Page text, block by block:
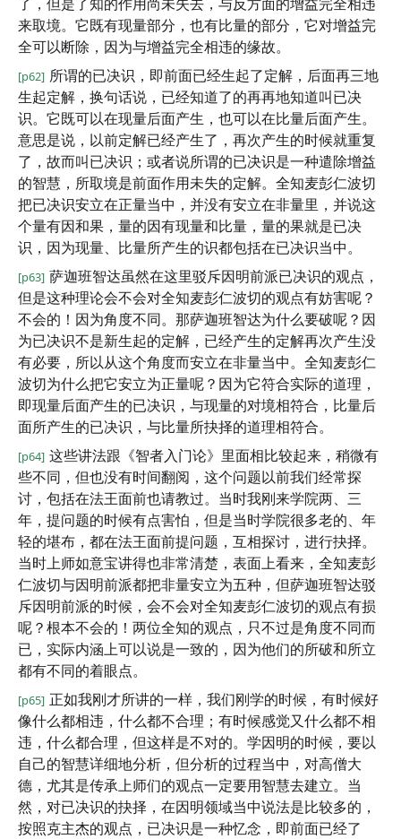
来取境。它既有现量部分，也有比量的部分，它对增益完
全可以断除，因为与增益完全相违的缘故。
[p62] 所谓的已决识，即前面已经生起了定解，后面再三地
生起定解，换句话说，已经知道了的再再地知道叫已决
识。它既可以在现量后面产生，也可以在比量后面产生。
意思是说，以前定解已经产生了，再次产生的时候就重复
了，故而叫已决识；或者说所谓的已决识是一种遣除增益
的智慧，所取境是前面作用未失的定解。全知麦彭仁波切
把已决识安立在正量当中，并没有安立在非量里，并说这
个量有因和果，量的因有现量和比量，量的果就是已决
识，因为现量、比量所产生的识都包括在已决识当中。
[p63] 萨迦班智达虽然在这里驳斥因明前派已决识的观点，
但是这种理论会不会对全知麦彭仁波切的观点有妨害呢？
不会的！因为角度不同。那萨迦班智达为什么要破呢？因
为已决识不是新生起的定解，已经产生的定解再次产生没
有必要，所以从这个角度而安立在非量当中。全知麦彭仁
波切为什么把它安立为正量呢？因为它符合实际的道理，
即现量后面产生的已决识，与现量的对境相符合，比量后
面所产生的已决识，与比量所抉择的道理相符合。
[p64] 这些讲法跟《智者入门论》里面相比较起来，稍微有
些不同，但也没有时间翻阅，这个问题以前我们经常探
讨，包括在法王面前也请教过。当时我刚来学院两、三
年，提问题的时候有点害怕，但是当时学院很多老的、年
轻的堪布，都在法王面前提问题，互相探讨，进行抉择。
当时上师如意宝讲得也非常清楚，表面上看来，全知麦彭
仁波切与因明前派都把非量安立为五种，但萨迦班智达驳
斥因明前派的时候，会不会对全知麦彭仁波切的观点有损
呢？根本不会的！两位全知的观点，只不过是角度不同而
已，实际内涵上可以说是一致的，因为他们的所破和所立
都有不同的着眼点。
[p65] 正如我刚才所讲的一样，我们刚学的时候，有时候好
像什么都相违，什么都不合理；有时候感觉又什么都不相
违，什么都合理，但这样是不对的。学因明的时候，要以
自己的智慧详细地分析，但分析的过程当中，对高僧大
德，尤其是传承上师们的观点一定要用智慧去建立。当
然，对已决识的抉择，在因明领域当中说法是比较多的，
按照克主杰的观点，已决识是一种忆念，即前面已经了